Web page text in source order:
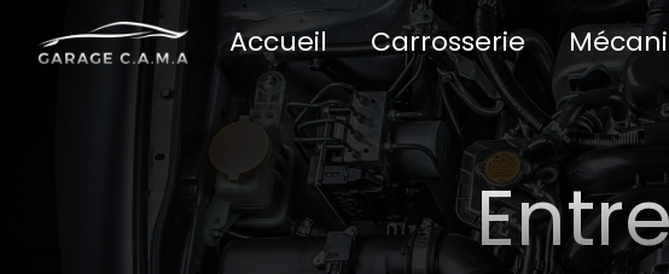
Accueil Carrosserie
Panneau de gestion des cookies